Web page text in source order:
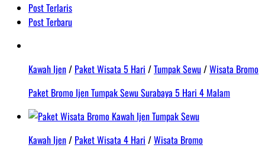
Post Terlaris
Post Terbaru
Kawah Ijen/ Paket Wisata 5 Hari /Tumpak Sewu/Wisata Bromo
Paket Bromo Ijen Tumpak Sewu Surabaya 5 Hari 4 Malam
Kawah Ijen/ Paket Wisata 4 Hari /Wisata Bromo